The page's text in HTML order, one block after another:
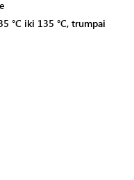
°C iki 135 °C, trumpai